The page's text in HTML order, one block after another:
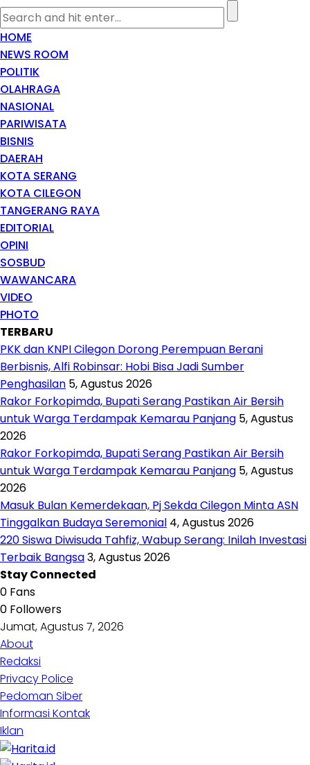
HOME
NEWS ROOM
POLITIK
OLAHRAGA
NASIONAL
PARIWISATA
BISNIS
DAERAH
KOTA SERANG
KOTA CILEGON
TANGERANG RAYA
EDITORIAL
OPINI
SOSBUD
WAWANCARA
VIDEO
PHOTO
TERBARU
PKK dan KNPI Cilegon Dorong Perempuan Berani
Berbisnis, Alfi Robinsar: Hobi Bisa Jadi Sumber
Penghasilan 5, Agustus 2026
Rakor Forkopimda, Bupati Serang Pastikan Air Bersih
untuk Warga Terdampak Kemarau Panjang 5, Agustus
2026
Rakor Forkopimda, Bupati Serang Pastikan Air Bersih
untuk Warga Terdampak Kemarau Panjang 5, Agustus
2026
Masuk Bulan Kemerdekaan, Pj Sekda Cilegon Minta ASN
Tinggalkan Budaya Seremonial 4, Agustus 2026
220 Siswa Diwisuda Tahfiz, Wabup Serang: Inilah Investasi
Terbaik Bangsa3, Agustus 2026
Stay Connected
0 Fans
0 Followers
Jumat, Agustus 7, 2026
About
Redaksi
Privacy Police
Pedoman Siber
Informasi Kontak
Iklan